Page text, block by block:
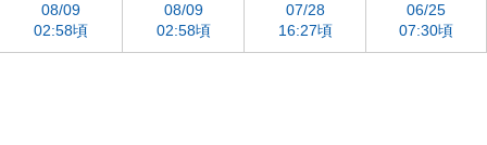
08/09
02:58頃
08/09
02:58頃
07/28
16:27頃
06/25
07:30頃